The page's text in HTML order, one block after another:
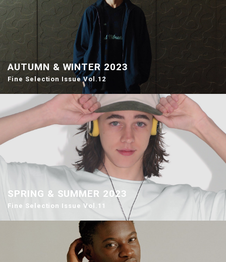
AUTUMN & WINTER 2023
Fine Selection Issue Vol.12
SPRING & SUMMER 2023
Fine Selection Issue Vol.11